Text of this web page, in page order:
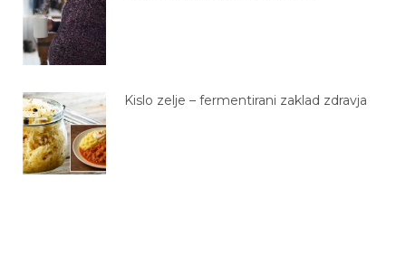
Kislo zelje – fermentirani zaklad zdravja